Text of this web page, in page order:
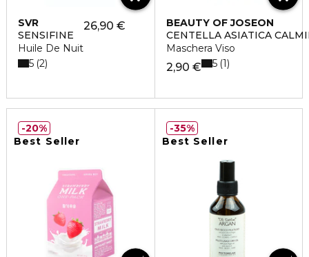
SVR
SENSIFINE
Huile De Nuit
26,90 €
5 2
BEAUTY OF JOSEON
CENTELLA ASIATICA
Maschera Viso
2,90 € 5 1
Best Seller
20%
Best Seller
35%